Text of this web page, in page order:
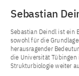
Sebastian
Sebastian Deindl ist ein
sowohl für die
herausragender
die Universität
Strukturbiologie weiter